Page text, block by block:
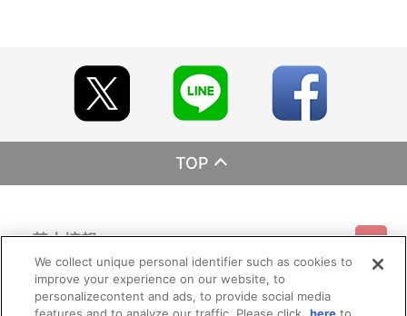
TOP
基本情報
利用規約 特定商取引法に基づく表示 プライバシーポリシー
ご利用情報
We collect unique personal identifier such as cookies to
improve your experience on our website, to
personalizecontent and ads, to provide social media